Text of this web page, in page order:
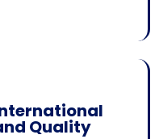
Quality